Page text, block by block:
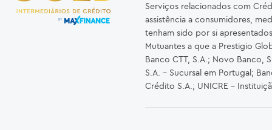
Serviços relacionados com
assistência a consumidores,
tenham sido por si
Mutuantes a que a Prestigio
Banco CTT, S.A.; Novo Banco,
S.A. – Sucursal em Portugal;
Crédito S.A.; UNICRE –